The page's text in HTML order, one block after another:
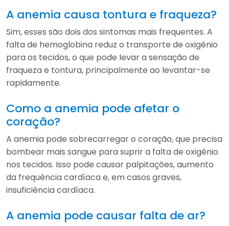
A anemia causa tontura e fraqueza?
Sim, esses são dois dos sintomas mais frequentes. A
falta de hemoglobina reduz o transporte de oxigênio
para os tecidos, o que pode levar a sensação de
fraqueza e tontura, principalmente ao levantar-se
rapidamente.
Como a anemia pode afetar o
coração?
A anemia pode sobrecarregar o coração, que precisa
bombear mais sangue para suprir a falta de oxigênio
nos tecidos. Isso pode causar palpitações, aumento
da frequência cardíaca e, em casos graves,
insuficiência cardíaca.
A anemia pode causar falta de ar?